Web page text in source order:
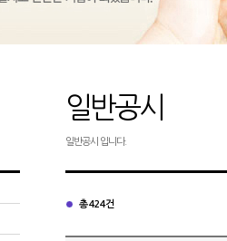
일반공시
일반공시 입니다.
총 424건